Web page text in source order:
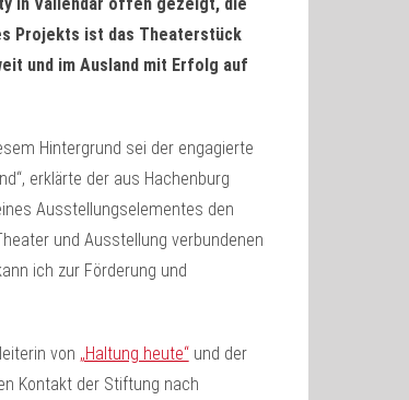
Projekts ist das Theaterstück
und im Ausland mit Erfolg auf
Hintergrund sei der engagierte
erklärte der aus Hachenburg
Ausstellungselementes den
und Ausstellung verbundenen
ich zur Förderung und
von „Haltung heute“und der
Kontakt der Stiftung nach